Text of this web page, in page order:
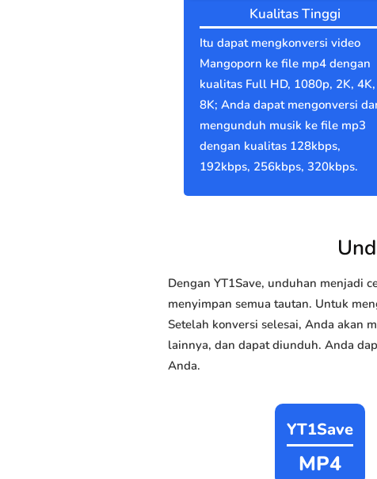
Kualitas Tinggi
Itu dapat mengkonversi video
Mangoporn ke file mp4 dengan
kualitas Full HD, 1080p, 2K, 4K,
8K; Anda dapat mengonversi
mengunduh musik ke file mp3
dengan kualitas 128kbps,
192kbps, 256kbps, 320kbps.
Dengan YT1Save, unduhan menjadi
menyimpan semua tautan. Untuk
Setelah konversi selesai, Anda akan
lainnya, dan dapat diunduh. Anda
Anda.
YT1Save
MP4